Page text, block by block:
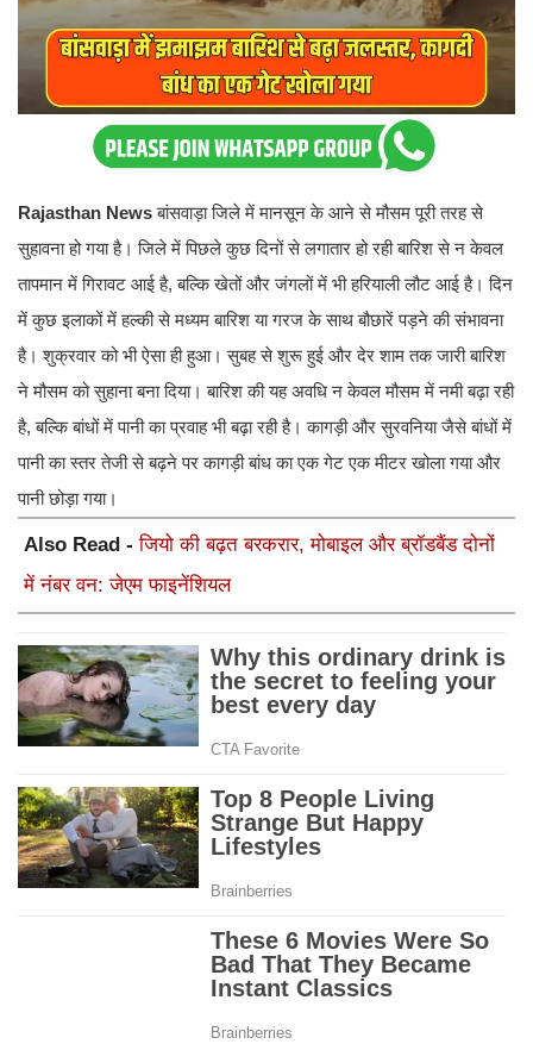
Rajasthan Newsबांसवाड़ा जिले में मानसून के आने से मौसम पूरी तरह से
सुहावना हो गया है। जिले में पिछले कुछ दिनों से लगातार हो रही बारिश से न केवल
तापमान में गिरावट आई है, बल्कि खेतों और जंगलों में भी हरियाली लौट आई है। दिन
में कुछ इलाकों में हल्की से मध्यम बारिश या गरज के साथ बौछारें पड़ने की संभावना
है। शुक्रवार को भी ऐसा ही हुआ। सुबह से शुरू हुई और देर शाम तक जारी बारिश
ने मौसम को सुहाना बना दिया। बारिश की यह अवधि न केवल मौसम में नमी बढ़ा रही
है, बल्कि बांधों में पानी का प्रवाह भी बढ़ा रही है। कागड़ी और सुरवनिया जैसे बांधों में
पानी का स्तर तेजी से बढ़ने पर कागड़ी बांध का एक गेट एक मीटर खोला गया और
पानी छोड़ा गया।
Also Read -जियो की बढ़त बरकरार, मोबाइल और ब्रॉडबैंड दोनों
में नंबर वन: जेएम फाइनेंशियल